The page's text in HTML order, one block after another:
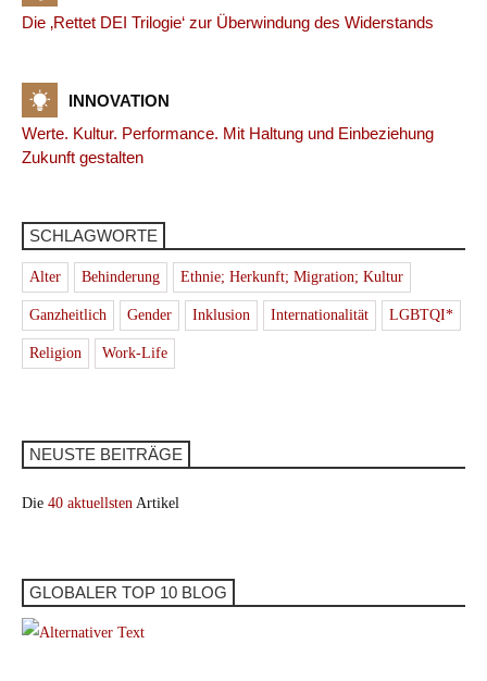
Die ‚Rettet DEI Trilogie‘ zur Überwindung des Widerstands
INNOVATION
Werte. Kultur. Performance. Mit Haltung und Einbeziehung
Zukunft gestalten
SCHLAGWORTE
Alter Behinderung Ethnie; Herkunft; Migration; Kultur
Ganzheitlich Gender Inklusion Internationalität LGBTQI*
Religion Work-Life
NEUSTE BEITRÄGE
Die 40 aktuellsten Artikel
GLOBALER TOP 10 BLOG